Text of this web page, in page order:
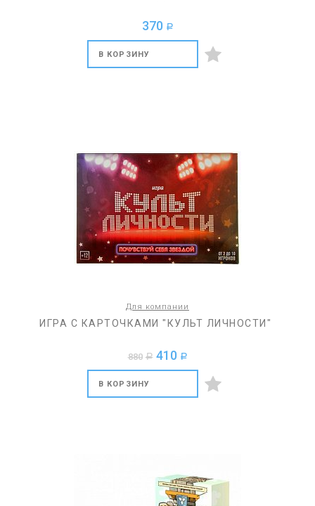
370 a
В КОРЗИНУ
Для компании
ИГРА С КАРТОЧКАМИ "КУЛЬТ ЛИЧНОСТИ"
880 a 410 a
В КОРЗИНУ